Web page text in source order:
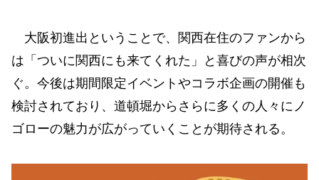
大阪初進出ということで、関西在住のファンから
は「ついに関西にも来てくれた」と喜びの声が相次
ぐ。今後は期間限定イベントやコラボ企画の開催も
検討されており、道頓堀からさらに多くの人々にノ
ゴローの魅力が広がっていくことが期待される。